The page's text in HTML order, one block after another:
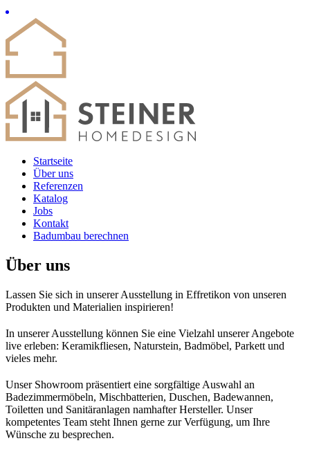
Startseite
Über uns
Referenzen
Katalog
Jobs
Kontakt
Badumbau berechnen
Über uns
Lassen Sie sich in unserer Ausstellung in Effretikon von unseren
Produkten und Materialien inspirieren!
In unserer Ausstellung können Sie eine Vielzahl unserer Angebote
live erleben: Keramikfliesen, Naturstein, Badmöbel, Parkett und
vieles mehr.
Unser Showroom präsentiert eine sorgfältige Auswahl an
Badezimmermöbeln, Mischbatterien, Duschen, Badewannen,
Toiletten und Sanitäranlagen namhafter Hersteller. Unser
kompetentes Team steht Ihnen gerne zur Verfügung, um Ihre
Wünsche zu besprechen.